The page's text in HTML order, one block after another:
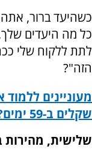
כשהיעד ברור,
כל מה היעדים
לתת ללקוח שלי
הזה"?
מעוניינים
שקלים ב-59 ימים? לחצו להצטרפות
שלישית, מהירות